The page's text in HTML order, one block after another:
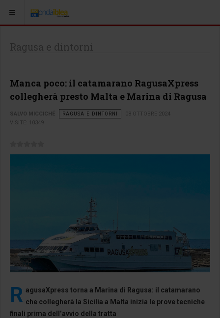
Ragusa e dintorni
Manca poco: il catamarano RagusaXpress
collegherà presto Malta e Marina di Ragusa
SALVO MICCICHÉ RAGUSA E DINTORNI
08 OTTOBRE 2024
VISITE: 10349
R agusaXpress torna a Marina di Ragusa: il catamarano
che collegherà la Sicilia a Malta inizia le prove tecniche
finali prima dell’avvio della tratta